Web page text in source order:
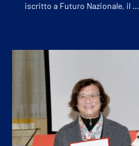
iscritto a Futuro Nazionale, il …